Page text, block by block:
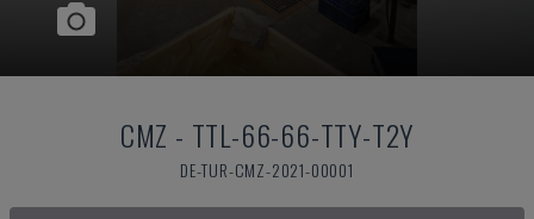
CMZ - TTL-66-66-TTY-T2Y
DE-TUR-CMZ-2021-00001